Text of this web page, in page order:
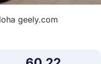
geely.com